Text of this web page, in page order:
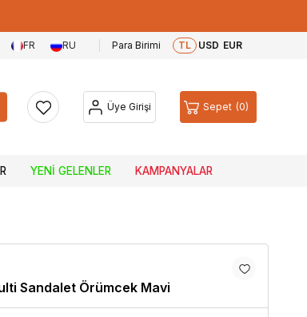
FR RU Para Birimi TL USD EUR
Üye Girişi Sepet 0
YENI GELENLER KAMPANYALAR
Sandalet Örümcek Mavi